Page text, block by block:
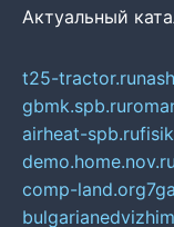
Актуальный
t25-tractor.ru
gbmk.spb.ru
airheat-spb.ru
demo.home.nov.ru
comp-land.org